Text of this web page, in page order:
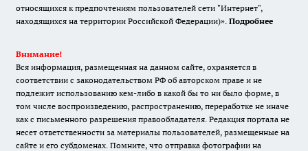
относящихся к предпочтениям пользователей сети "Интернет",
находящихся на территории Российской Федерации)». Подробнее
Внимание!
Вся информация, размещенная на данном сайте, охраняется в
соответствии с законодательством РФ об авторском праве и не
подлежит использованию кем-либо в какой бы то ни было форме, в
том числе воспроизведению, распространению, переработке не иначе
как с письменного разрешения правообладателя. Редакция портала не
несет ответственности за материалы пользователей, размещенные на
сайте и его субдоменах. Помните, что отправка фотографии на